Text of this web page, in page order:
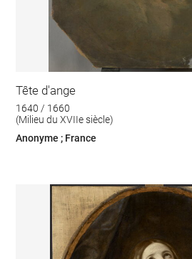
Tête d'ange
1640 / 1660
(Milieu du XVIIe siècle)
Anonyme ; France